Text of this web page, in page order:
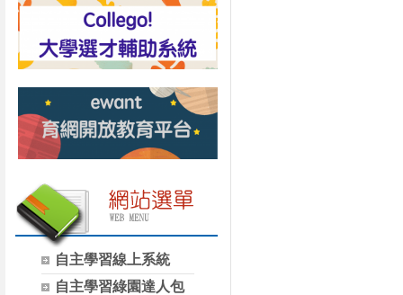
自主學習線上系統
自主學習綠園達人包